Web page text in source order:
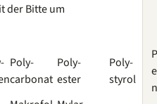
der Bitte um
Poly-
carbonat
Poly-
ester
Poly-
styrol